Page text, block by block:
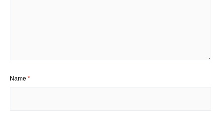
Name *